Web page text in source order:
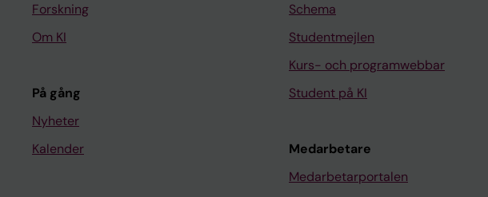
Forskning
Om KI
På gång
Nyheter
Kalender
Schema
Studentmejlen
Kurs- och programwebbar
Student på KI
Medarbetare
Medarbetarportalen